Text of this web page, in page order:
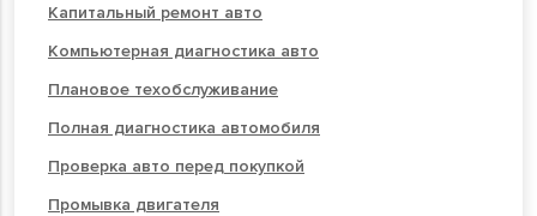
Капитальный ремонт авто
Компьютерная диагностика авто
Плановое техобслуживание
Полная диагностика автомобиля
Проверка авто перед покупкой
Промывка двигателя